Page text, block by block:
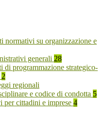
normativi su organizzazione e
generali 28
di programmazione strategico-
2
regionali
e codice di condotta 5
per cittadini e imprese 4